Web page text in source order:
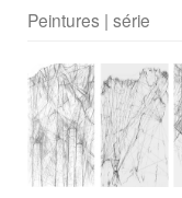
Peintures | série